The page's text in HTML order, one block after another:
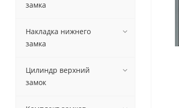
замка
Накладка нижнего
замка
Цилиндр верхний
замок